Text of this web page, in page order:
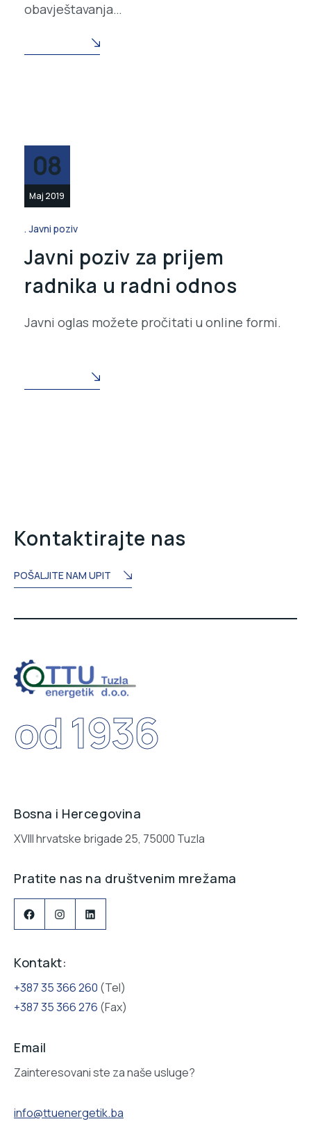
obavještavanja…
08
Maj 2019
Javni poziv
Javni poziv za prijem
radnika u radni odnos
Javni oglas možete pročitati u online formi.
Kontaktirajte nas
POŠALJITE NAM UPIT
od 1936
Bosna i Hercegovina
XVIII hrvatske brigade 25, 75000 Tuzla
Pratite nas na društvenim mrežama
Facebook
InstagramLinkedIn
Kontakt:
+387 35 366 260 (Tel)
+387 35 366 276 (Fax)
Email
Zainteresovani ste za naše usluge?
info@ttuenergetik.ba